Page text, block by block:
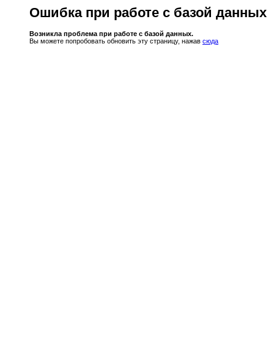
Ошибка при работе с базой данных
Возникла проблема при работе с базой данных.
Вы можете попробовать обновить эту страницу, нажав сюда